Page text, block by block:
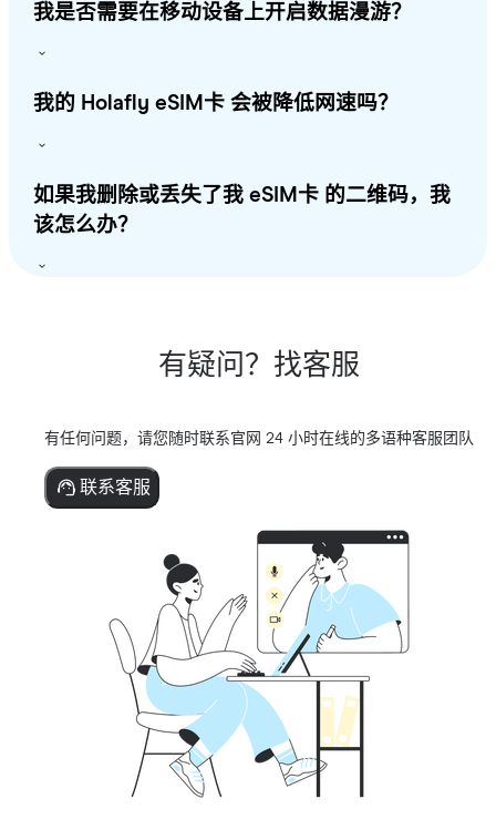
我是否需要在移动设备上开启数据漫游？
我的 Holafly eSIM卡 会被降低网速吗？
如果我删除或丢失了我 eSIM卡 的二维码，我
该怎么办？
有疑问？找客服
有任何问题，请您随时联系官网 24 小时在线的多语种客服团队
联系客服